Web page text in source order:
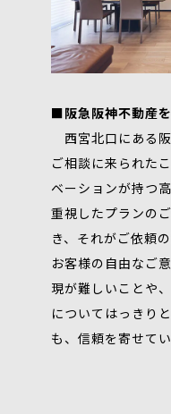
■阪急阪神不動産
西宮北口にある
ご相談に来られた
ベーションが持つ
重視したプランの
き、それがご依頼
お客様の自由なご
現が難しいことや
についてはっきり
も、信頼を寄せて